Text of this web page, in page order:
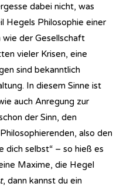
dabei nicht, was
Hegels Philosophie einer
wie der Gesellschaft
vieler Krisen, eine
sind bekanntlich
In diesem Sinne ist
auch Anregung zur
der Sinn, den
also den
dich selbst“ – so hieß es
Maxime, die Hegel
, dann kannst du ein